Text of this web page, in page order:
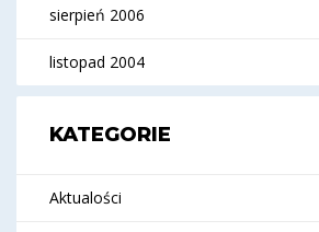
sierpień 2006
listopad 2004
KATEGORIE
Aktualości